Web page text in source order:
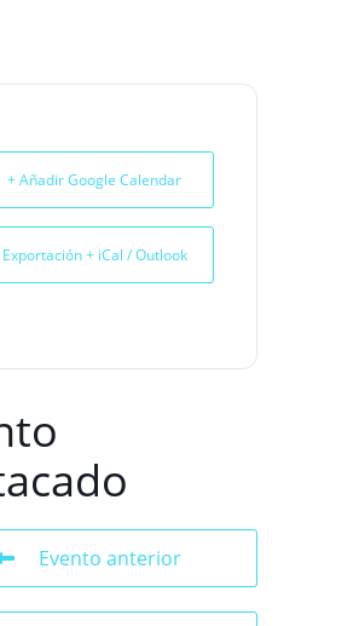
+ Añadir Google Calendar
Exportación + iCal / Outlook
Evento anterior